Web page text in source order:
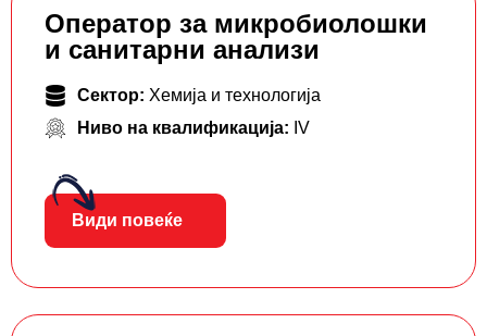
Оператор за микробиолошки
и санитарни анализи
Сектор: Хемија и технологија
Ниво на квалификација: IV
Види повеќе